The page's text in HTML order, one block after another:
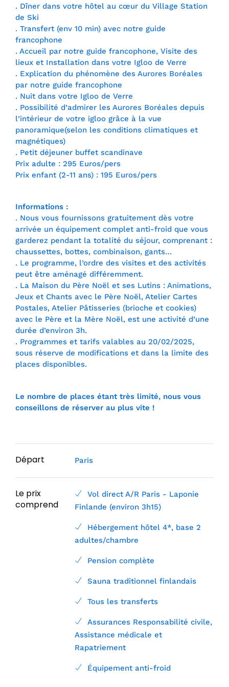
. Dîner dans votre hôtel au cœur du Village Station
de Ski
. Transfert (env 10 min) avec notre guide
francophone
. Accueil par notre guide francophone, Visite des
lieux et Installation dans votre Igloo de Verre
. Explication du phénomène des Aurores Boréales
par notre guide francophone
. Nuit dans votre Igloo de Verre
. Possibilité d’admirer les Aurores Boréales depuis
l’intérieur de votre igloo grâce à la vue
panoramique(selon les conditions climatiques et
magnétiques)
. Petit déjeuner buffet scandinave
Prix adulte : 295 Euros/pers
Prix enfant (2-11 ans) : 195 Euros/pers
Informations :
. Nous vous fournissons gratuitement dès votre
arrivée un équipement complet anti-froid que vous
garderez pendant la totalité du séjour, comprenant :
chaussettes, bottes, combinaison, gants…
. Le programme, l’ordre des visites et des activités
peut être aménagé différemment.
. La Maison du Père Noël et ses Lutins : Animations,
Jeux et Chants avec le Père Noël, Atelier Cartes
Postales, Atelier Pâtisseries (brioche et cookies)
avec le Père et la Mère Noël, est une activité d’une
durée d’environ 3h.
. Programmes et tarifs valables au 20/02/2025,
sous réserve de modifications et dans la limite des
places disponibles.
Le nombre de places étant très limité, nous vous
conseillons de réserver au plus vite !
Départ Paris
Le prix
comprend
Vol direct A/R Paris - Laponie
Finlande (environ 3h15)
Hébergement hôtel 4*, base 2
adultes/chambre
Pension complète
Sauna traditionnel finlandais
Tous les transferts
Assurances Responsabilité civile,
Assistance médicale et
Rapatriement
Équipement anti-froid